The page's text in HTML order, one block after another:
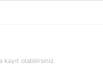
olabilirsiniz.